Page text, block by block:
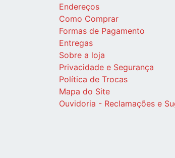
Endereços
Como Comprar
Formas de Pagamento
Entregas
Sobre a loja
Privacidade e Segurança
Política de Trocas
Mapa do Site
Ouvidoria - Reclamações e